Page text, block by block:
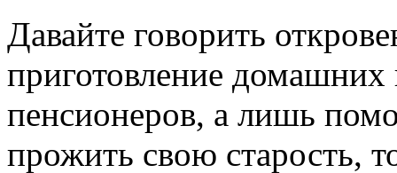
Давайте говорить
приготовление домашних
пенсионеров, а лишь
прожить свою старость,